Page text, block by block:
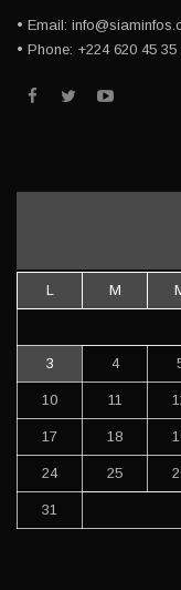
• Email:
• Phone: +224 620 45 35
L M
3 4
10 11
17 18
24 25
31